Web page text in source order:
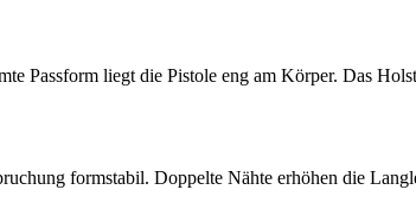
Passform liegt die Pistole eng am Körper. Das
formstabil. Doppelte Nähte erhöhen die